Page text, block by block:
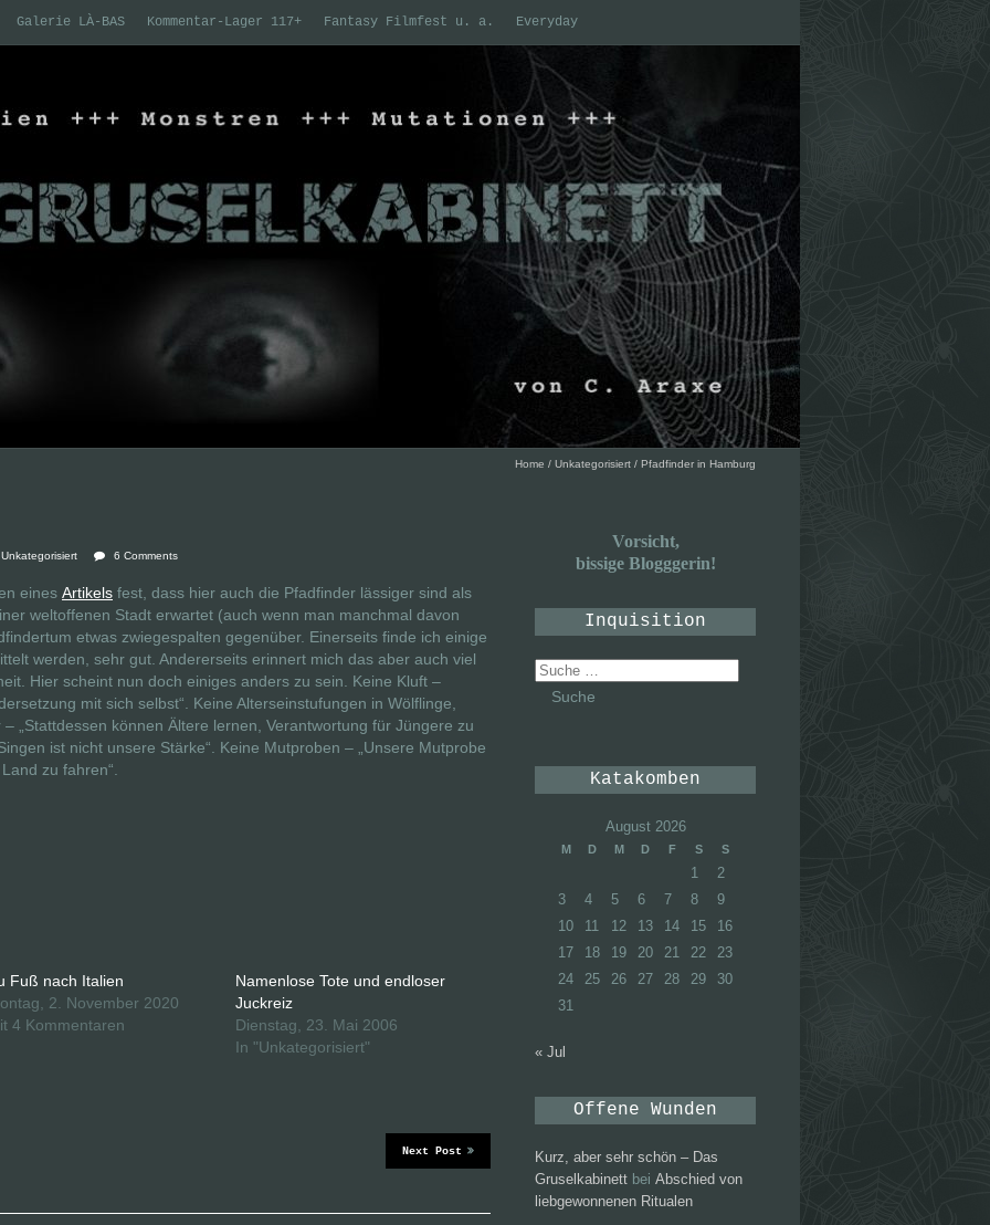
Galerie LÀ-BAS Kommentar-Lager 117+ Fantasy Filmfest u. a. Everyday
Home / Unkategorisiert / Pfadfinder in Hamburg
Unkategorisiert 6 Comments
eines Artikels fest, dass hier auch die Pfadfinder lässiger sind als
weltoffenen Stadt erwartet (auch wenn man manchmal davon
etwas zwiegespalten gegenüber. Einerseits finde ich einige
werden, sehr gut. Andererseits erinnert mich das aber auch viel
Hier scheint nun doch einiges anders zu sein. Keine Kluft –
mit sich selbst“. Keine Alterseinstufungen in Wölflinge,
„Stattdessen können Ältere lernen, Verantwortung für Jüngere zu
ist nicht unsere Stärke“. Keine Mutproben – „Unsere Mutprobe
zu fahren“.
Fuß nach Italien
2. November 2020
4 Kommentaren
Namenlose Tote und endloser
Juckreiz
Dienstag, 23. Mai 2006
In "Unkategorisiert"
Next Post
Vorsicht,
bissige Blogggerin!
Inquisition
Suche
nach:
Katakomben
August 2026
M D M D F S S
1
2
3
4 5 6 7 8
9
10
11 12 13 14 15
16
17
18 19 20 21 22
23
24
25 26 27 28 29
30
31
« Jul
Offene Wunden
Kurz, aber sehr schön – Das
Gruselkabinett bei Abschied von
liebgewonnenen Ritualen